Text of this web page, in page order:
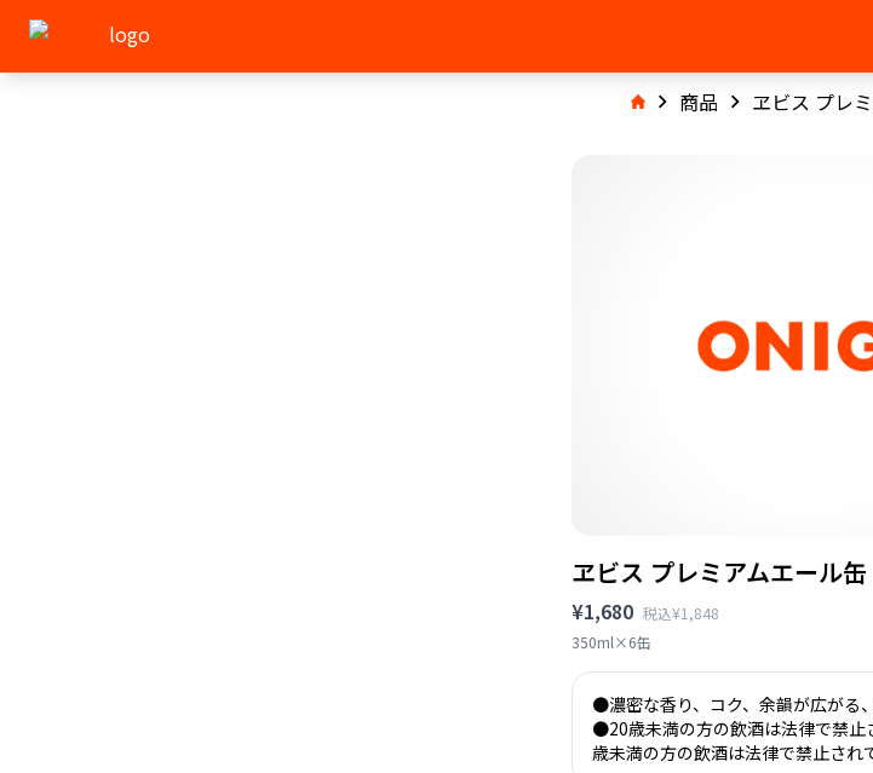
商品 ヱビス プレ
ヱビス プレミアムエール缶
¥1,680 税込¥1,848
350ml×6缶
●濃密な香り、コク、余韻が広がる
●20歳未満の方の飲酒は法律で禁
歳未満の方の飲酒は法律で禁止され